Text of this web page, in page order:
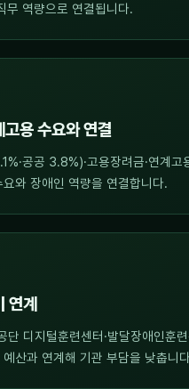
무 역량으로 연결됩니다.
고용 수요와 연결
공공 3.8%)·고용장려금·연계고
와 장애인 역량을 연결합니다.
연계
단 디지털훈련센터·발달장애인훈
예산과 연계해 기관 부담을 낮춥니